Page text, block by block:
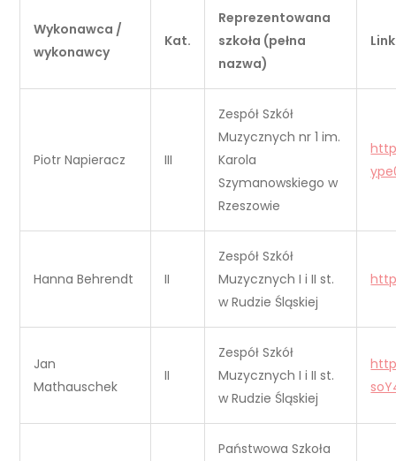
Wykonawca /
wykonawcy
Kat.
Reprezentowana
szkoła (pełna
nazwa)
Piotr Napieracz III
Zespół Szkół
Muzycznych nr 1 im.
Karola
Szymanowskiego w
Rzeszowie
Hanna Behrendt II
Zespół Szkół
Muzycznych I i II st.
w Rudzie Śląskiej
Jan
Mathauschek
II
Zespół Szkół
Muzycznych I i II st.
w Rudzie Śląskiej
Państwowa Szkoła